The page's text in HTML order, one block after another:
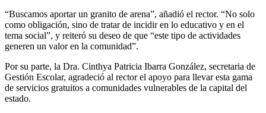
“Buscamos aportar un granito de arena”, añadió el rector. “No solo
como obligación, sino de tratar de incidir en lo educativo y en el
tema social”, y reiteró su deseo de que “este tipo de actividades
generen un valor en la comunidad”.
Por su parte, la Dra. Cinthya Patricia Ibarra González, secretaria de
Gestión Escolar, agradeció al rector el apoyo para llevar esta gama
de servicios gratuitos a comunidades vulnerables de la capital del
estado.